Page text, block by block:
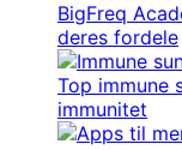
BigFreq
deres fordele
Top immune
immunitet